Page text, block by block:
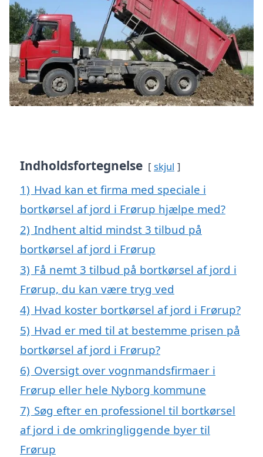
Indholdsfortegnelse skjul
1) Hvad kan et firma med speciale i
bortkørsel af jord i Frørup hjælpe med?
2) Indhent altid mindst 3 tilbud på
bortkørsel af jord i Frørup
3) Få nemt 3 tilbud på bortkørsel af jord i
Frørup, du kan være tryg ved
4) Hvad koster bortkørsel af jord i Frørup?
5) Hvad er med til at bestemme prisen på
bortkørsel af jord i Frørup?
6) Oversigt over vognmandsfirmaer i
Frørup eller hele Nyborg kommune
7) Søg efter en professionel til bortkørsel
af jord i de omkringliggende byer til
Frørup